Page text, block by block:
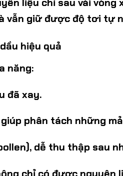
vẫn giữ được độ tơi
hiệu quả
năng:
đã xay.
phân tách những
dễ thu thập sau